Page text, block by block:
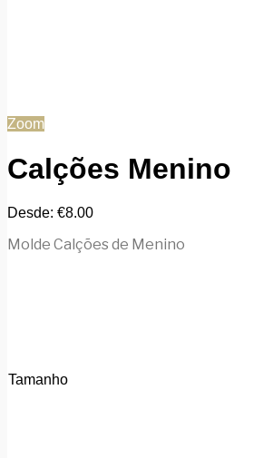
Zoom
Calções Menino
Desde: €8.00
Molde Calções de Menino
Tamanho